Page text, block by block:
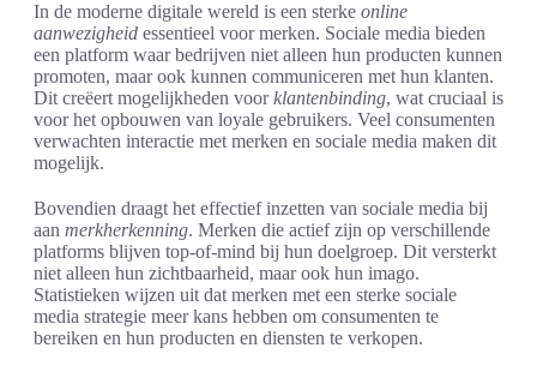
In de moderne digitale wereld is een sterke online
aanwezigheid essentieel voor merken. Sociale media bieden
een platform waar bedrijven niet alleen hun producten kunnen
promoten, maar ook kunnen communiceren met hun klanten.
Dit creëert mogelijkheden voorklantenbinding, wat cruciaal is
voor het opbouwen van loyale gebruikers. Veel consumenten
verwachten interactie met merken en sociale media maken dit
mogelijk.
Bovendien draagt het effectief inzetten van sociale media bij
aan merkherkenning. Merken die actief zijn op verschillende
platforms blijven top-of-mind bij hun doelgroep. Dit versterkt
niet alleen hun zichtbaarheid, maar ook hun imago.
Statistieken wijzen uit dat merken met een sterke sociale
media strategie meer kans hebben om consumenten te
bereiken en hun producten en diensten te verkopen.